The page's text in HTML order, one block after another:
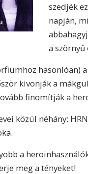
szedjék
napján,
a
hasonlóan)
kivonják a
finomítják a
közül néhány:
a
meg a tényeket!